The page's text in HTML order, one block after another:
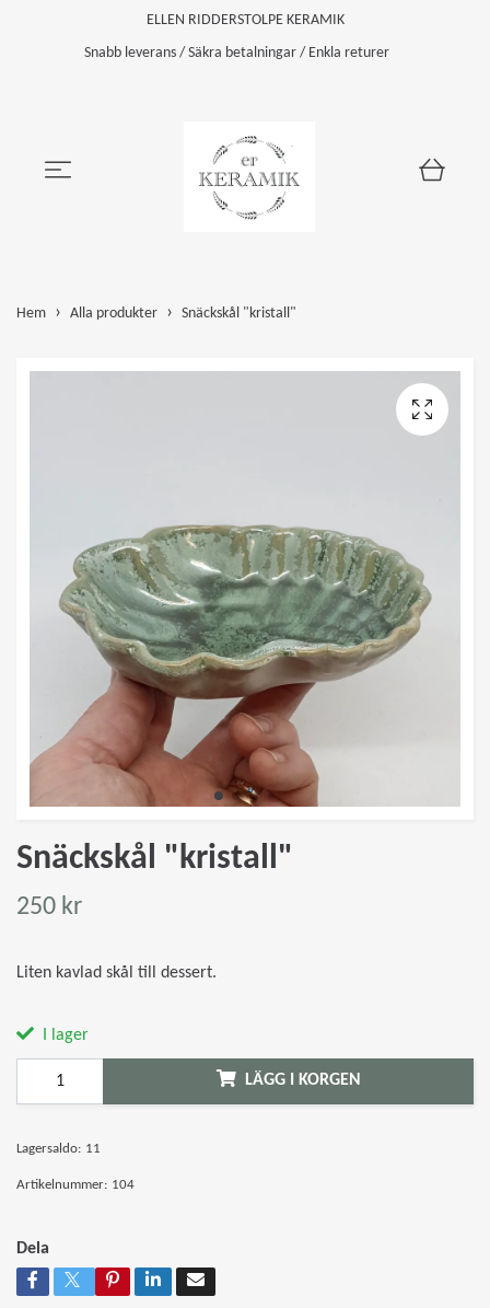
ELLEN RIDDERSTOLPE KERAMIK
Snabb leverans / Säkra betalningar / Enkla returer
Hem Alla produkter Snäckskål "kristall"
Snäckskål "kristall"
250 kr
Liten kavlad skål till dessert.
I lager
LÄGG I KORGEN
Lagersaldo: 11
Artikelnummer: 104
Dela